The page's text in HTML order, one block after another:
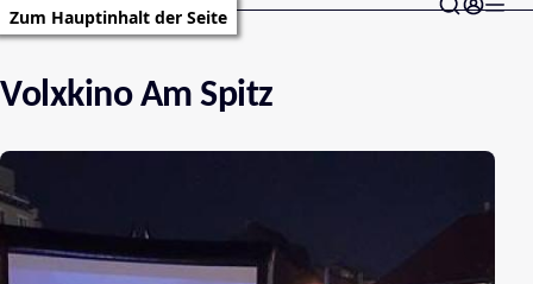
Zum Hauptinhalt der Seite
Volxkino Am Spitz